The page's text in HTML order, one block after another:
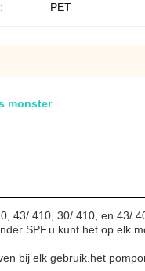
PET
monster
43/ 410, 30/ 410, en 43/
SPF.u kunt het op elk
bij elk gebruik.het